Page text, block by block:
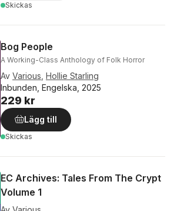
Skickas
Bog People
A Working-Class Anthology of Folk Horror
Av Various Hollie Starling
Inbunden, Engelska, 2025
229 kr
Lägg till
Skickas
EC Archives: Tales From The Crypt
Volume 1